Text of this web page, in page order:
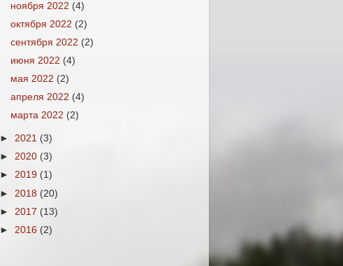
ноября 2022 (4)
октября 2022 (2)
сентября 2022 (2)
июня 2022 (4)
мая 2022 (2)
апреля 2022 (4)
марта 2022 (2)
► 2021 (3)
► 2020 (3)
► 2019 (1)
► 2018 (20)
► 2017 (13)
► 2016 (2)